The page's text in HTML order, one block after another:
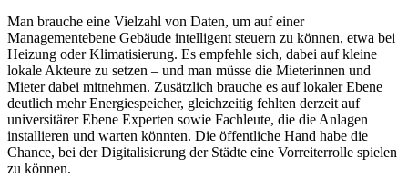
Man brauche eine Vielzahl von Daten, um auf einer
Managementebene Gebäude intelligent steuern zu können, etwa bei
Heizung oder Klimatisierung. Es empfehle sich, dabei auf kleine
lokale Akteure zu setzen – und man müsse die Mieterinnen und
Mieter dabei mitnehmen. Zusätzlich brauche es auf lokaler Ebene
deutlich mehr Energiespeicher, gleichzeitig fehlten derzeit auf
universitärer Ebene Experten sowie Fachleute, die die Anlagen
installieren und warten könnten. Die öffentliche Hand habe die
Chance, bei der Digitalisierung der Städte eine Vorreiterrolle spielen
zu können.